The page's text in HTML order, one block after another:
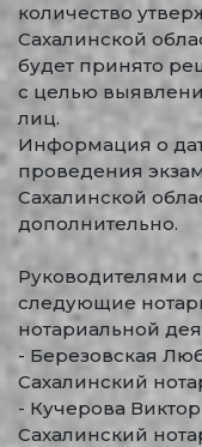
количество
Сахалинской
будет принято
с целью
лиц.
Информация о
проведения
Сахалинской
дополнительно.
Руководителями
следующие
нотариальной
- Березовская
Сахалинский
- Кучерова
Сахалинский